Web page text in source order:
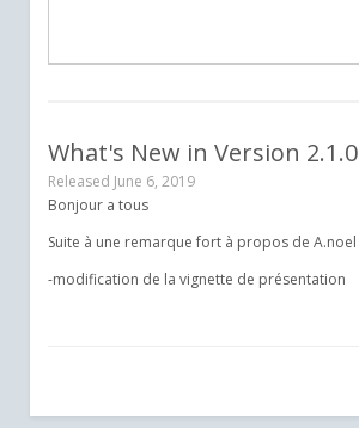
What's New in Version 2.1.0
Released June 6, 2019
Bonjour a tous
Suite à une remarque fort à propos de A.noel
-modification de la vignette de présentation